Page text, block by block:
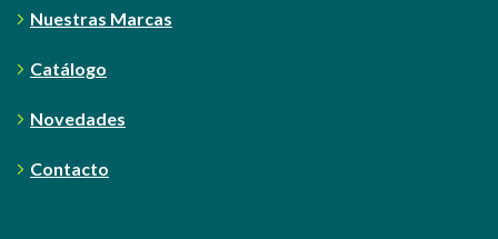
Nuestras Marcas
Catálogo
Novedades
Contacto